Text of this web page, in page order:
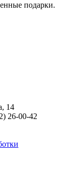
подарки.
14
26-00-42